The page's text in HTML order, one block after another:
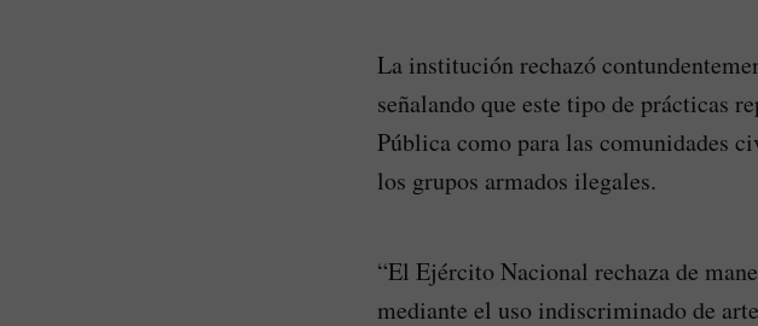
La institución rechazó
señalando que este tipo de prácticas
Pública como para las comunidades
los grupos armados ilegales.
“El Ejército Nacional rechaza de
mediante el uso indiscriminado de